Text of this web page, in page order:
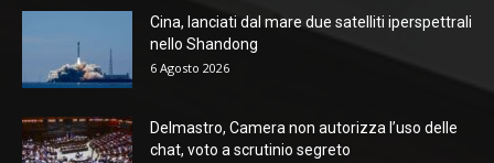
Cina, lanciati dal mare due satelliti iperspettrali
nello Shandong
6 Agosto 2026
Delmastro, Camera non autorizza l’uso delle
chat, voto a scrutinio segreto